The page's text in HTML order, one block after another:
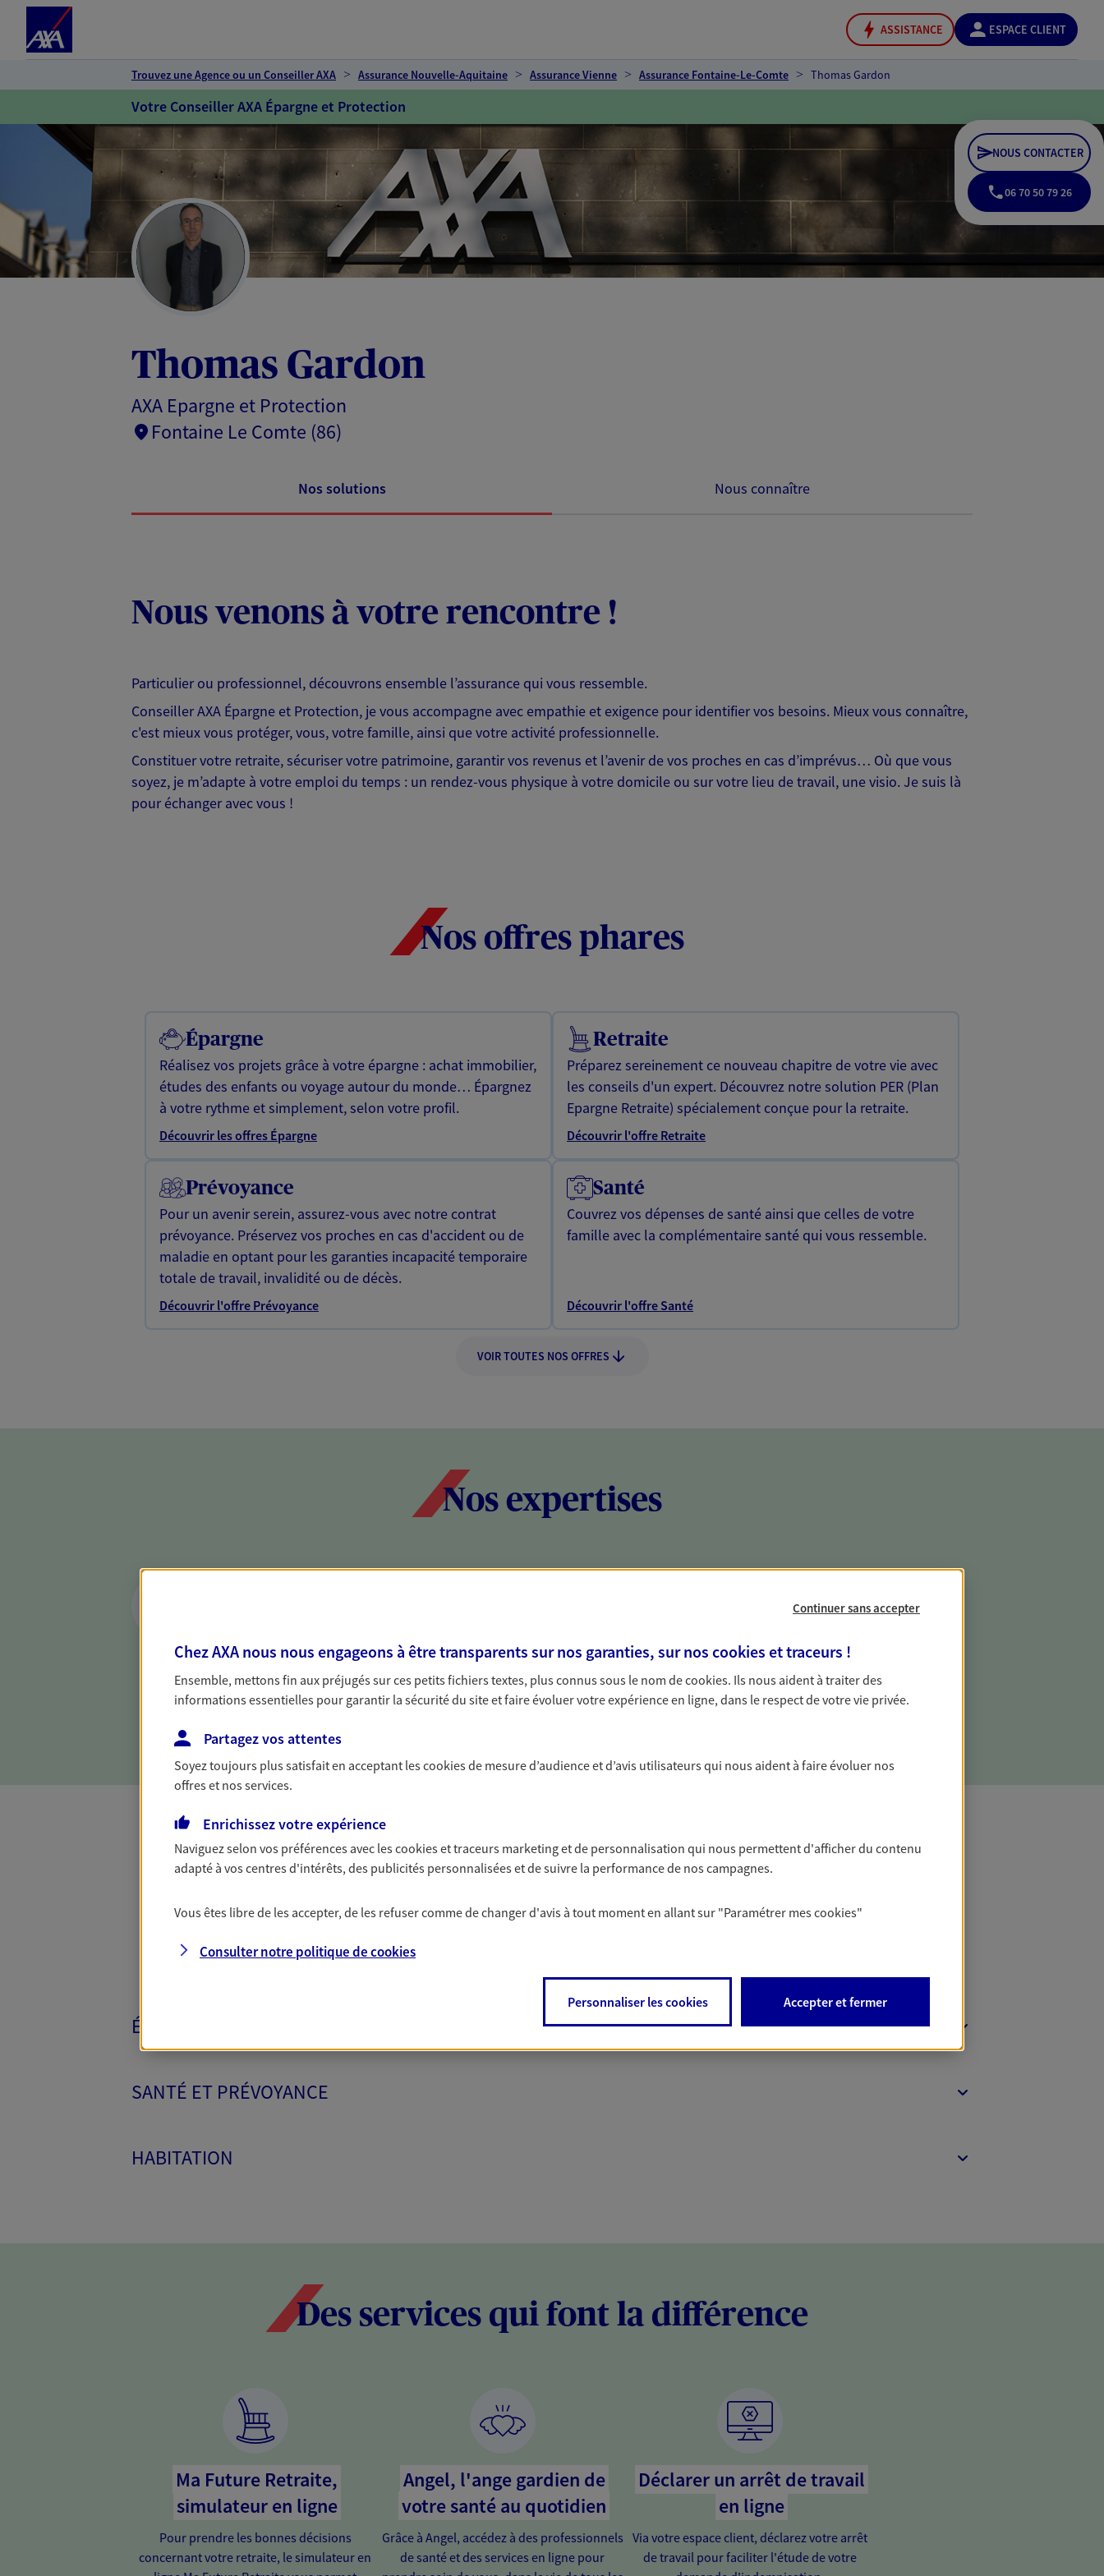
ASSISTANCE ESPACE CLIENT
Trouvez une Agence ou un Conseiller AXA Assurance Nouvelle-Aquitaine Assurance Vienne Assurance Fontaine-Le-Comte Thomas Gardon
Votre Conseiller AXA Épargne et Protection
Thomas Gardon
AXA Epargne et Protection
Fontaine Le Comte (86)
NOUS CONTACTER
06 70 50 79 26
Nos solutions Nous connaître
Nous venons à votre rencontre !
Particulier ou professionnel, découvrons ensemble l’assurance qui vous ressemble.
Conseiller AXA Épargne et Protection, je vous accompagne avec empathie et exigence pour identifier vos besoins. Mieux vous connaître,
c'est mieux vous protéger, vous, votre famille, ainsi que votre activité professionnelle.
Constituer votre retraite, sécuriser votre patrimoine, garantir vos revenus et l’avenir de vos proches en cas d’imprévus… Où que vous
soyez, je m’adapte à votre emploi du temps : un rendez-vous physique à votre domicile ou sur votre lieu de travail, une visio. Je suis là
pour échanger avec vous !
Nos offres phares
Épargne
Réalisez vos projets grâce à votre épargne : achat immobilier,
études des enfants ou voyage autour du monde… Épargnez
à votre rythme et simplement, selon votre profil.
Découvrir les offres Épargne
Retraite
Préparez sereinement ce nouveau chapitre de votre vie avec
les conseils d'un expert. Découvrez notre solution PER (Plan
Epargne Retraite) spécialement conçue pour la retraite.
Découvrir l'offre Retraite
Prévoyance
Pour un avenir serein, assurez-vous avec notre contrat
prévoyance. Préservez vos proches en cas d'accident ou de
maladie en optant pour les garanties incapacité temporaire
totale de travail, invalidité ou de décès.
Découvrir l'offre Prévoyance
Santé
Couvrez vos dépenses de santé ainsi que celles de votre
famille avec la complémentaire santé qui vous ressemble.
Découvrir l'offre Santé
VOIR TOUTES NOS OFFRES
Nos expertises
Parce qu'avant de définir une stratégie, il est nécessaire
d'établir un bon diagnostic, nous vous accompagnons pour
dresser un bilan complet de votre situation. Une analyse
solide pour vous formuler des conseils cohérents avec vos
Nous sommes à votre écoute pour vous proposer des
solutions assurantielles couvrant les risques liés à votre
activité, mais aussi les risques liés à votre vie privée. Un seul
interlocuteur pour tous vos besoins, ça change tout.
Toutes nos solutions AXA Épargne et Protection
ÉPARGNE ET RETRAITE
SANTÉ ET PRÉVOYANCE
HABITATION
Des services qui font la différence
Ma Future Retraite,
simulateur en ligne
Pour prendre les bonnes décisions
concernant votre retraite, le simulateur en
Angel, l'ange gardien de
votre santé au quotidien
Grâce à Angel, accédez à des professionnels
de santé et des services en ligne pour
Déclarer un arrêt de travail
en ligne
Via votre espace client, déclarez votre arrêt
de travail pour faciliter l'étude de votre
Continuer sans accepter
Chez AXA nous nous engageons à être transparents sur nos garanties, sur nos cookies et traceurs !
Ensemble, mettons fin aux préjugés sur ces petits fichiers textes, plus connus sous le nom decookies. Ils nous aident à traiter des
informations essentielles pour garantir la sécurité du site et faire évoluer votre expérience en ligne, dans le respect de votre vie privée.
Partagez vos attentes
Soyez toujours plus satisfait en acceptant lescookiesde mesure d’audience et d’avis utilisateurs qui nous aident à faire évoluer nos
offres et nos services.
Enrichissez votre expérience
Naviguez selon vos préférences avec lescookies et traceurs marketing et de personnalisation qui nous permettent d'afficher du contenu
adapté à vos centres d'intérêts, des publicités personnalisées et de suivre la performance de nos campagnes.
Vous êtes libre de les accepter, de les refuser comme de changer d'avis à tout moment en allant sur "Paramétrer mescookies"
Consulter notre politique decookies
Personnaliser les cookies Accepter et fermer